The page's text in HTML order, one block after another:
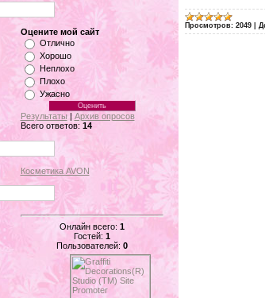
Оцените мой сайт
Отлично
Хорошо
Неплохо
Плохо
Ужасно
Результаты| Архив опросов
Всего ответов: 14
Косметика AVON
Онлайн всего: 1
Гостей: 1
Пользователей: 0
Просмотров: 2049